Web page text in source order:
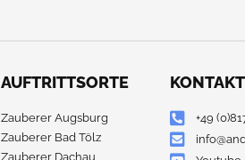
AUFTRITTSORTE
Zauberer Augsburg
Zauberer Bad Tölz
Zauberer Dachau
KONTAKT
+49